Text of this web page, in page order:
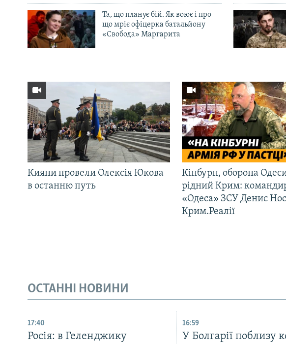
Та, що планує бій. Як воює і про
що мріє офіцерка батальйону
«Свобода» Маргарита
Кияни провели Олексія Юкова
в останню путь
Кінбурн, оборона
рідний Крим:
«Одеса» ЗСУ Денис
Крим.Реалії
ОСТАННІ НОВИНИ
17:40
Росія: в Геленджику
16:59
У Болгарії поблизу